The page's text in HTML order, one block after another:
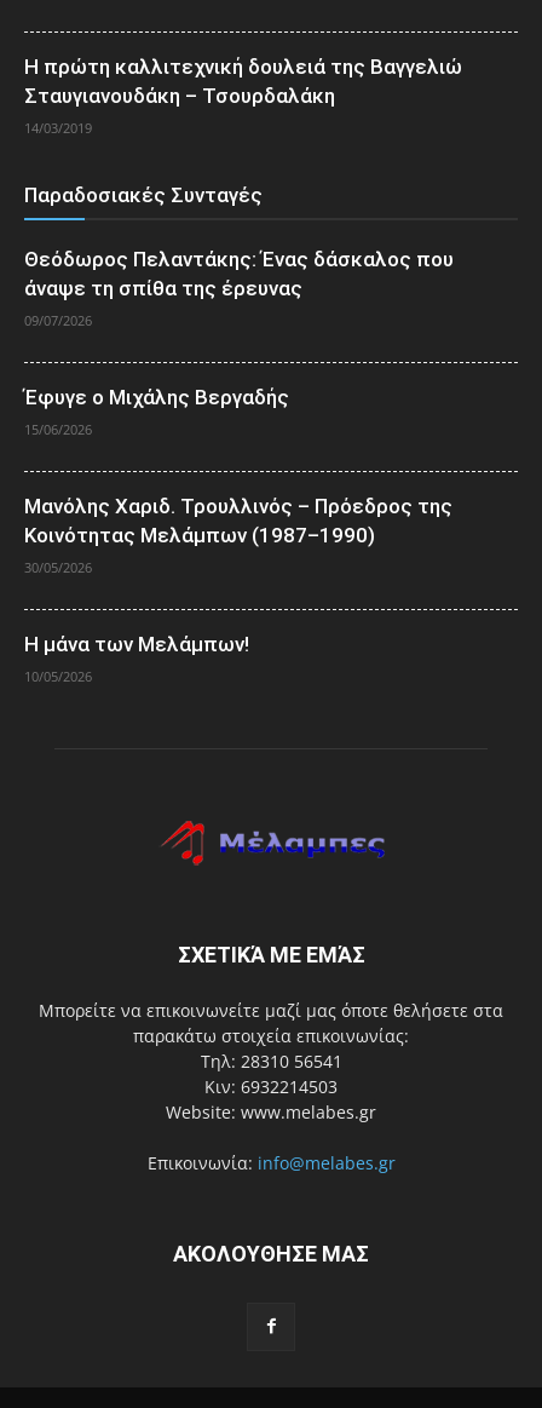
Η πρώτη καλλιτεχνική δουλειά της Βαγγελιώ
Σταυγιανουδάκη – Τσουρδαλάκη
14/03/2019
Παραδοσιακές Συνταγές
Θεόδωρος Πελαντάκης: Ένας δάσκαλος που
άναψε τη σπίθα της έρευνας
09/07/2026
Έφυγε ο Μιχάλης Βεργαδής
15/06/2026
Μανόλης Χαριδ. Τρουλλινός – Πρόεδρος της
Κοινότητας Μελάμπων (1987–1990)
30/05/2026
Η μάνα των Μελάμπων!
10/05/2026
ΣΧΕΤΙΚΆ ΜΕ ΕΜΆΣ
Μπορείτε να επικοινωνείτε μαζί μας όποτε θελήσετε στα
παρακάτω στοιχεία επικοινωνίας:
Τηλ: 28310 56541
Κιν: 6932214503
Website: www.melabes.gr
Επικοινωνία: info@melabes.gr
ΑΚΟΛΟΥΘΗΣΕ ΜΑΣ